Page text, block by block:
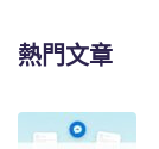
熱門文章